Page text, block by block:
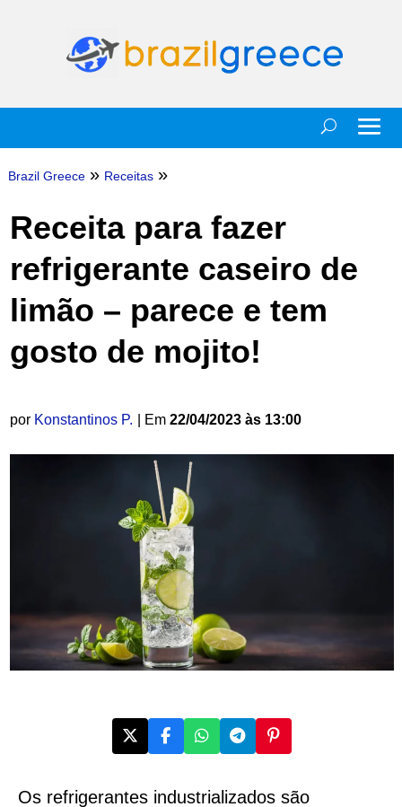
Brazil Greece » Receitas »
Receita para fazer
refrigerante caseiro de
limão – parece e tem
gosto de mojito!
por Konstantinos P. | Em 22/04/2023 às 13:00
Os refrigerantes industrializados são